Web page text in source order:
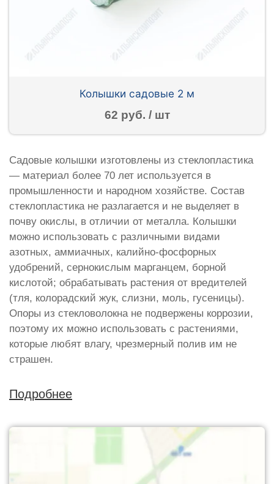
Колышки садовые 2 м
62 руб. / шт
Садовые колышки изготовлены из стеклопластика
— материал более 70 лет используется в
промышленности и народном хозяйстве. Состав
стеклопластика не разлагается и не выделяет в
почву окислы, в отличии от металла. Колышки
можно использовать с различными видами
азотных, аммиачных, калийно-фосфорных
удобрений, сернокислым марганцем, борной
кислотой; обрабатывать растения от вредителей
(тля, колорадский жук, слизни, моль, гусеницы).
Опоры из стекловолокна не подвержены коррозии,
поэтому их можно использовать с растениями,
которые любят влагу, чрезмерный полив им не
страшен.
Подробнее